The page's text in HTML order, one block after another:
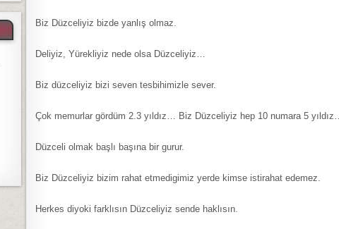
Biz Düzceliyiz bizde yanlış olmaz.
Deliyiz, Yürekliyiz nede olsa Düzceliyiz…
Biz düzceliyiz bizi seven tesbihimizle sever.
Çok memurlar gördüm 2.3 yıldız… Biz Düzceliyiz hep 10 numara 5 yıldız…
Düzceli olmak başlı başına bir gurur.
Biz Düzceliyiz bizim rahat etmedigimiz yerde kimse istirahat edemez.
Herkes diyoki farklısın Düzceliyiz sende haklısın.